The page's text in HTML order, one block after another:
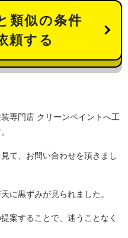
類似の条件
頼する
専門店 クリーンペイントへ工
て、お問い合わせを頂きまし
に黒ずみが見られました。
案することで、迷うことなく